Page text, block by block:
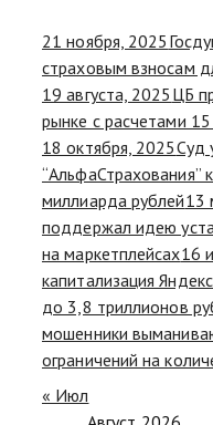
21 ноября, 2025
страховым взносам
19 августа, 2025 ЦБ
рынке с расчетами
18 октября, 2025Суд
“АльфаСтрахования”
миллиарда рублей13
поддержал идею
на маркетплейсах16
капитализация
до 3,8 триллионов
мошенники
ограничений на
« Июл